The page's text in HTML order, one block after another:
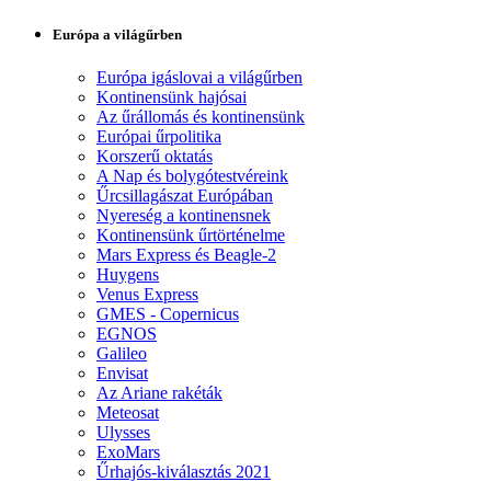
Európa a világűrben
Európa igáslovai a világűrben
Kontinensünk hajósai
Az űrállomás és kontinensünk
Európai űrpolitika
Korszerű oktatás
A Nap és bolygótestvéreink
Űrcsillagászat Európában
Nyereség a kontinensnek
Kontinensünk űrtörténelme
Mars Express és Beagle-2
Huygens
Venus Express
GMES - Copernicus
EGNOS
Galileo
Envisat
Az Ariane rakéták
Meteosat
Ulysses
ExoMars
Űrhajós-kiválasztás 2021